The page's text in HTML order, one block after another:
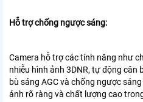
Hỗ trợ chống ngược sáng:
Camera hỗ trợ các tính năng như
nhiễu hình ảnh 3DNR, tự động cân
bù sáng AGC và chống ngược
ảnh rõ ràng và chất lượng cao